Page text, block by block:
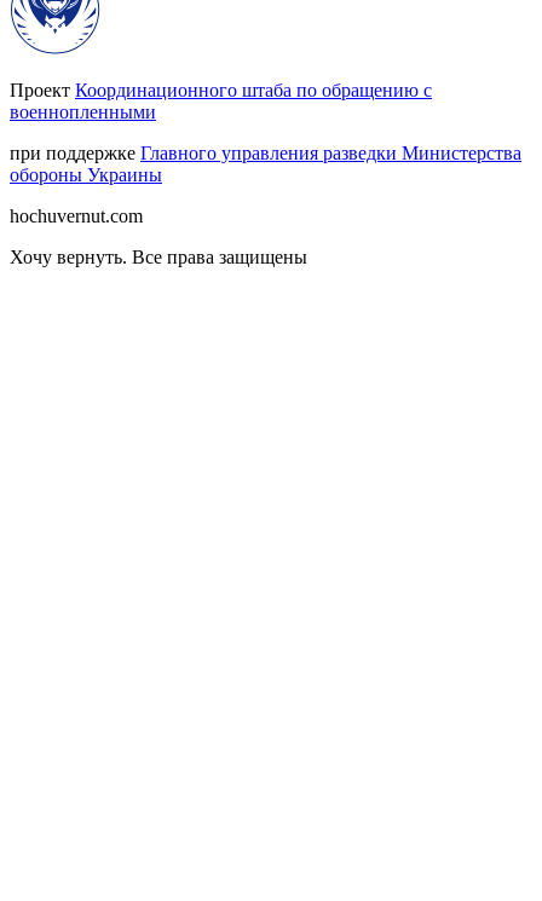
Проект Координационного штаба по обращению с
военнопленными
при поддержке Главного управления разведки Министерства
обороны Украины
hochuvernut.com
Хочу вернуть. Все права защищены